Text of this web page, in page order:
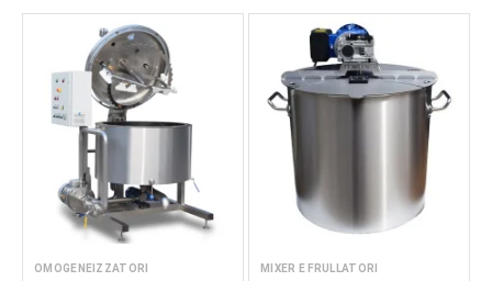
OMOGENEIZZATORI
MIXER E FRULLATORI